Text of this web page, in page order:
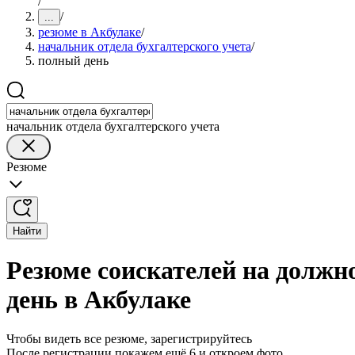
... /
резюме в Акбулаке/
начальник отдела бухгалтерского учета/
полный день
начальник отдела бухгалтерского учета
Резюме
Найти
Резюме соискателей на
день в Акбулаке
Чтобы видеть все резюме, зарегистрируйтесь